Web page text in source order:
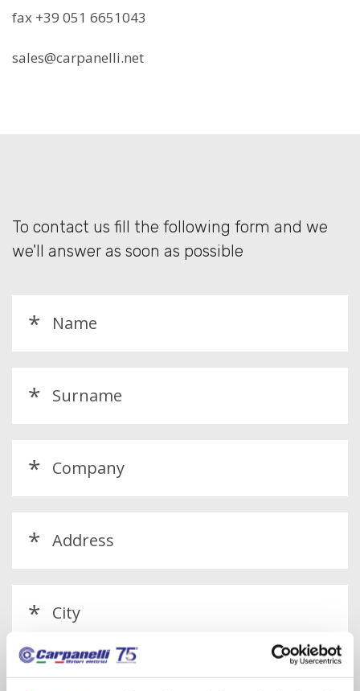
fax +39 051 6651043
sales@carpanelli.net
To contact us fill the following form and we
we'll answer as soon as possible
*
*
*
*
*